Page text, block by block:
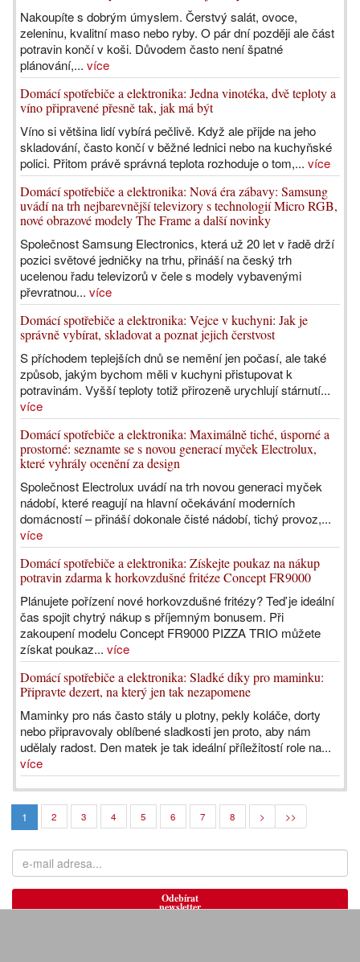
Nakoupíte s dobrým úmyslem. Čerstvý salát, ovoce,
zeleninu, kvalitní maso nebo ryby. O pár dní později ale část
potravin končí v koši. Důvodem často není špatné
plánování,... více
Domácí spotřebiče a elektronika: Jedna vinotéka, dvě teploty a
víno připravené přesně tak, jak má být
Víno si většina lidí vybírá pečlivě. Když ale přijde na jeho
skladování, často končí v běžné lednici nebo na kuchyňské
polici. Přitom právě správná teplota rozhoduje o tom,... více
Domácí spotřebiče a elektronika: Nová éra zábavy: Samsung
uvádí na trh nejbarevnější televizory s technologií Micro RGB,
nové obrazové modely The Frame a další novinky
Společnost Samsung Electronics, která už 20 let v řadě drží
pozici světové jedničky na trhu, přináší na český trh
ucelenou řadu televizorů v čele s modely vybavenými
převratnou... více
Domácí spotřebiče a elektronika: Vejce v kuchyni: Jak je
správně vybírat, skladovat a poznat jejich čerstvost
S příchodem teplejších dnů se nemění jen počasí, ale také
způsob, jakým bychom měli v kuchyni přistupovat k
potravinám. Vyšší teploty totiž přirozeně urychlují stárnutí...
více
Domácí spotřebiče a elektronika: Maximálně tiché, úsporné a
prostorné: seznamte se s novou generací myček Electrolux,
které vyhrály ocenění za design
Společnost Electrolux uvádí na trh novou generaci myček
nádobí, které reagují na hlavní očekávání moderních
domácností – přináší dokonale čisté nádobí, tichý provoz,...
více
Domácí spotřebiče a elektronika: Získejte poukaz na nákup
potravin zdarma k horkovzdušné fritéze Concept FR9000
Plánujete pořízení nové horkovzdušné fritézy? Teď je ideální
čas spojit chytrý nákup s příjemným bonusem. Při
zakoupení modelu Concept FR9000 PIZZA TRIO můžete
získat poukaz... více
Domácí spotřebiče a elektronika: Sladké díky pro maminku:
Připravte dezert, na který jen tak nezapomene
Maminky pro nás často stály u plotny, pekly koláče, dorty
nebo připravovaly oblíbené sladkosti jen proto, aby nám
udělaly radost. Den matek je tak ideální příležitostí role na...
více
1 2 3 4 5 6 7 8 > >>
Odebírat
newsletter